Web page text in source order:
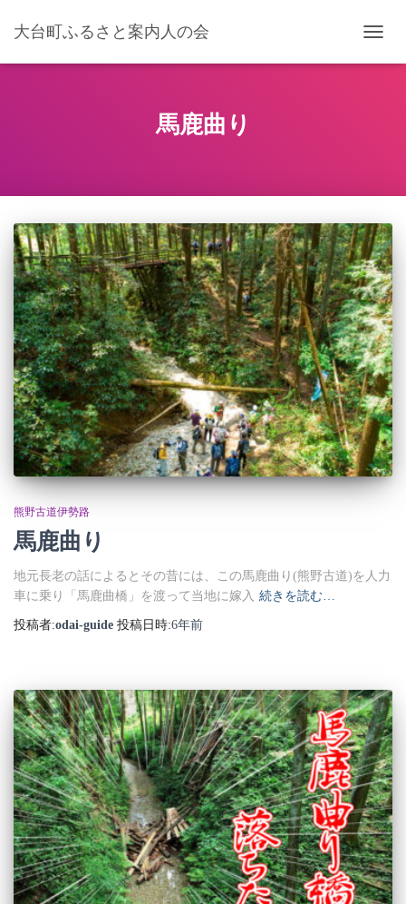
大台町ふるさと案内人の会
ビ
え
馬鹿曲り
熊野古道伊勢路
馬鹿曲り
地元長老の話によるとその昔には、この馬鹿曲り(熊野古道)を人力
車に乗り「馬鹿曲橋」を渡って当地に嫁入 続きを読む…
投稿者:odai-guide 投稿日時:6年前